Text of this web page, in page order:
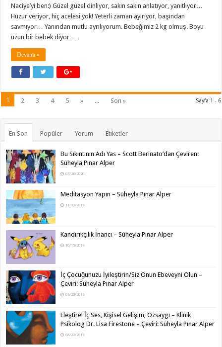
Naciye’yi ben:) Güzel güzel dinliyor, sakin sakin anlatıyor, yanıtlıyor…
Huzur veriyor, hiç acelesi yok! Yeterli zaman ayırıyor, başından
savmıyor… Yanından mutlu ayrılıyorum. Bebeğimiz 2 kg olmuş. Boyu
uzun bir bebek diyor …
Devamı »
Sayfa 1 - 6
1 2 3 4 5 » ... Son »
En Son Popüler Yorum Etiketler
Bu Sıkıntının Adı Yas – Scott Berinato’dan Çeviren:
Süheyla Pınar Alper
03/26/2020
Meditasyon Yapın – Süheyla Pınar Alper
11/30/2019
Kandırıkçılık İnancı – Süheyla Pınar Alper
10/15/2019
İç Çocuğunuzu İyileştirin/Siz Onun Ebeveyni Olun –
Çeviri: Süheyla Pınar Alper
09/20/2019
Eleştirel İç Ses, Kişisel Gelişim, Özsaygı – Klinik
Psikolog Dr. Lisa Firestone – Çeviri: Süheyla Pınar Alper
08/20/2019